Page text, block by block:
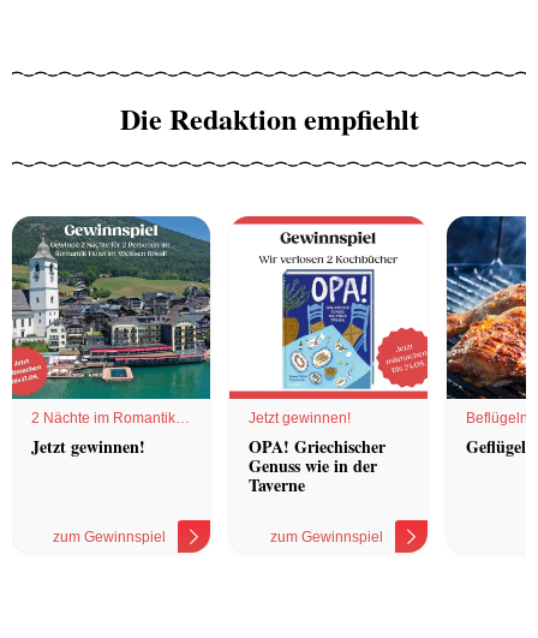
Die Redaktion empfiehlt
2 Nächte im Romantik
Hotel
Jetzt gewinnen!
zum Gewinnspiel
Jetzt gewinnen!
OPA! Griechischer
Genuss wie in der
Taverne
zum Gewinnspiel
Geflügel